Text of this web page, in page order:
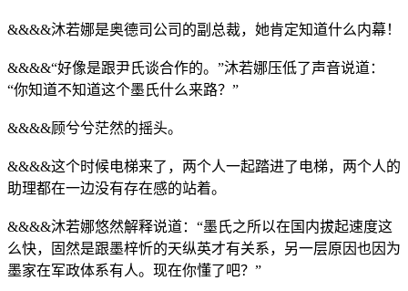
&&&&沐若娜是奥德司公司的副总裁，她肯定知道什么内幕！
&&&&“好像是跟尹氏谈合作的。”沐若娜压低了声音说道：
“你知道不知道这个墨氏什么来路？”
&&&&顾兮兮茫然的摇头。
&&&&这个时候电梯来了，两个人一起踏进了电梯，两个人的
助理都在一边没有存在感的站着。
&&&&沐若娜悠然解释说道：“墨氏之所以在国内拔起速度这
么快，固然是跟墨梓忻的天纵英才有关系，另一层原因也因为
墨家在军政体系有人。现在你懂了吧？”